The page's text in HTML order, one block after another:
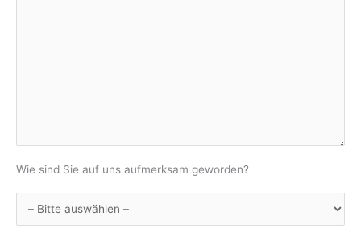
Wie sind Sie auf uns aufmerksam geworden?